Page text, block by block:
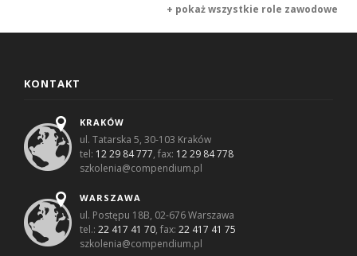
+ pokaż wszystkie role zawodowe
KONTAKT
KRAKÓW
ul. Tatarska 5, 30-103 Kraków
tel: 12 29 84 777, fax: 12 29 84 778
szkolenia@compendium.pl
WARSZAWA
ul. Postępu 18B, 02-676 Warszawa
tel.:22 417 41 70, fax:22 417 41 75
szkolenia@compendium.pl